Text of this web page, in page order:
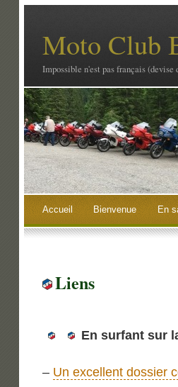
Moto Club
Impossible n'est pas français
Accueil Bienvenue En
Liens
En surfant sur
– Un excellent dossier